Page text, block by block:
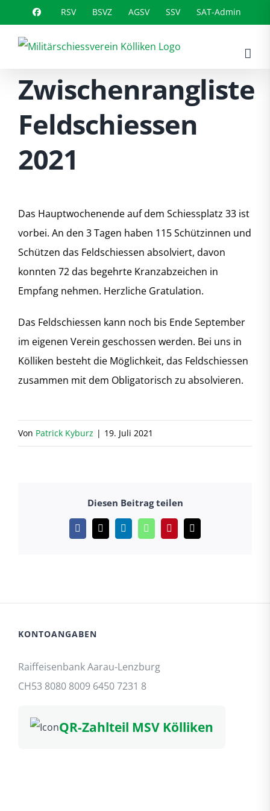
Inhalt
springen
RSV BSVZ AGSV SSV SAT-Admin
Zwischenrangliste
Feldschiessen
2021
Das Hauptwochenende auf dem Schiessplatz 33 ist
vorbei. An den 3 Tagen haben 115 Schützinnen und
Schützen das Feldschiessen absolviert, davon
konnten 72 das begehrte Kranzabzeichen in
Empfang nehmen. Herzliche Gratulation.
Das Feldschiessen kann noch bis Ende September
im eigenen Verein geschossen werden. Bei uns in
Kölliken besteht die Möglichkeit, das Feldschiessen
zusammen mit dem Obligatorisch zu absolvieren.
Von Patrick Kyburz | 19. Juli 2021
Diesen Beitrag teilen
Facebook
X LinkedInWhatsAppPinterest
E-
Mail
KONTOANGABEN
Raiffeisenbank Aarau-Lenzburg
CH53 8080 8009 6450 7231 8
QR-Zahlteil MSV Kölliken